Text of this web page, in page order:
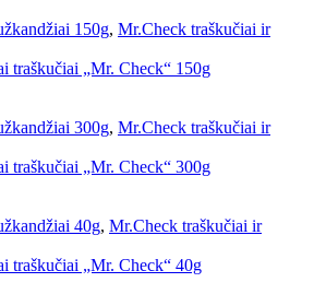
150g, Mr.Check traškučiai ir
traškučiai „Mr. Check“ 150g
300g, Mr.Check traškučiai ir
traškučiai „Mr. Check“ 300g
40g, Mr.Check traškučiai ir
traškučiai „Mr. Check“ 40g